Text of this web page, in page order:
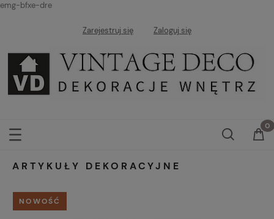
emg-bfxe-dre
Zarejestruj się Zaloguj się
ARTYKUŁY DEKORACYJNE
NOWOŚĆ